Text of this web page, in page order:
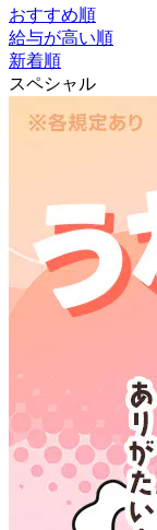
おすすめ順
給与が高い順
新着順
スペシャル